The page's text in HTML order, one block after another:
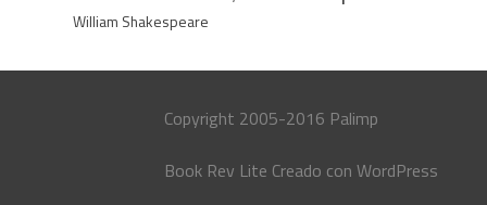
William Shakespeare
Copyright 2005-2016 Palimp
Book Rev Lite Creado conWordPress